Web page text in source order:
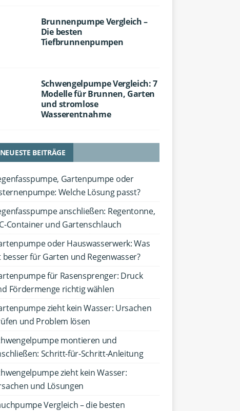
Brunnenpumpe Vergleich –
Die besten
Tiefbrunnenpumpen
Schwengelpumpe Vergleich: 7
Modelle für Brunnen, Garten
und stromlose
Wasserentnahme
NEUESTE BEITRÄGE
Gartenpumpe oder
Welche Lösung passt?
anschließen: Regentonne,
Container und Gartenschlauch
oder Hauswasserwerk: Was
besser für Garten und Regenwasser?
für Rasensprenger: Druck
Fördermenge richtig wählen
zieht kein Wasser: Ursachen
und Problem lösen
montieren und
Schritt-für-Schritt-Anleitung
zieht kein Wasser:
und Lösungen
Vergleich – die besten